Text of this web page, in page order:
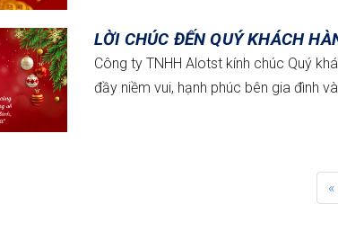
LỜI CHÚC ĐẾN QUÝ KHÁCH
Công ty TNHH Alotst kính chúc Quý
đầy niềm vui, hạnh phúc bên gia đình
«